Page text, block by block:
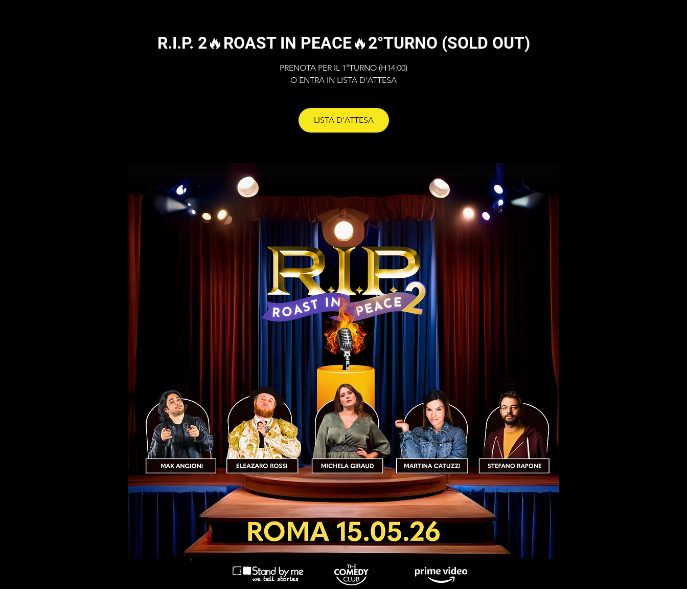
R.I.P. 2🔥ROAST IN PEACE🔥2°TURNO (SOLD OUT)
PRENOTA PER IL 1°TURNO (H14:00)
O ENTRA IN LISTA D'ATTESA
LISTA D'ATTESA